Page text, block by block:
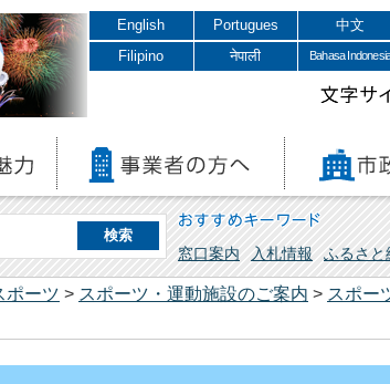
English Portugues 中文
Filipino
नेपाली Bahasa
文字サ
おすすめキーワード
窓口案内 入札情報 ふるさと
ポーツ > スポーツ・運動施設のご案内 > スポー